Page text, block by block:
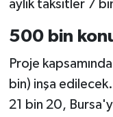
aylık taksitler 7
500 bin
Proje
bin) inşa
21 bin 20,